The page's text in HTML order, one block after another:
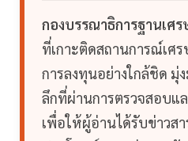
กองบรรณาธิการฐานเศ
ที่เกาะติดสถานการณ์เศร
การลงทุนอย่างใกล้ชิด มุ่
ลึกที่ผ่านการตรวจสอบแ
เพื่อให้ผู้อ่านได้รับข่าวส